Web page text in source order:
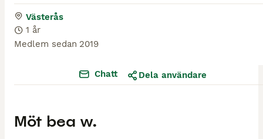
Västerås
1 år
Medlem sedan 2019
Möt bea w.
Chatt Dela användare